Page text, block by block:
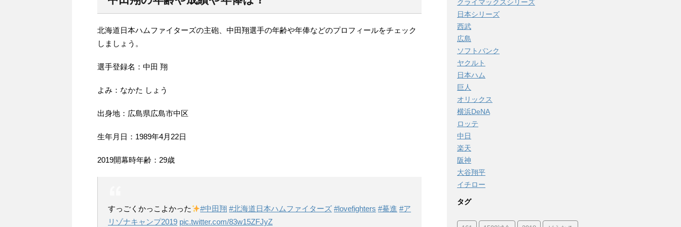
北海道日本ハムファイターズの主砲、中田翔選手の年齢や年俸などのプロフィールをチェック
しましょう。
選手登録名：中田 翔
よみ：なかた しょう
出身地：広島県広島市中区
生年月日：1989年4月22日
2019開幕時年齢：29歳
すっごくかっこよかった #中田翔 #北海道日本ハムファイターズ #lovefighters #驀進 #ア
リゾナキャンプ2019 pic.twitter.com/83w15ZFJyZ
クライマックスシリーズ
日本シリーズ
西武
広島
ソフトバンク
ヤクルト
日本ハム
巨人
オリックス
横浜DeNA
ロッテ
中日
楽天
阪神
大谷翔平
イチロー
タグ